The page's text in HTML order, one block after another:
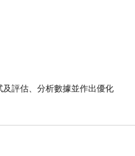
評估、分析數據並作出優化